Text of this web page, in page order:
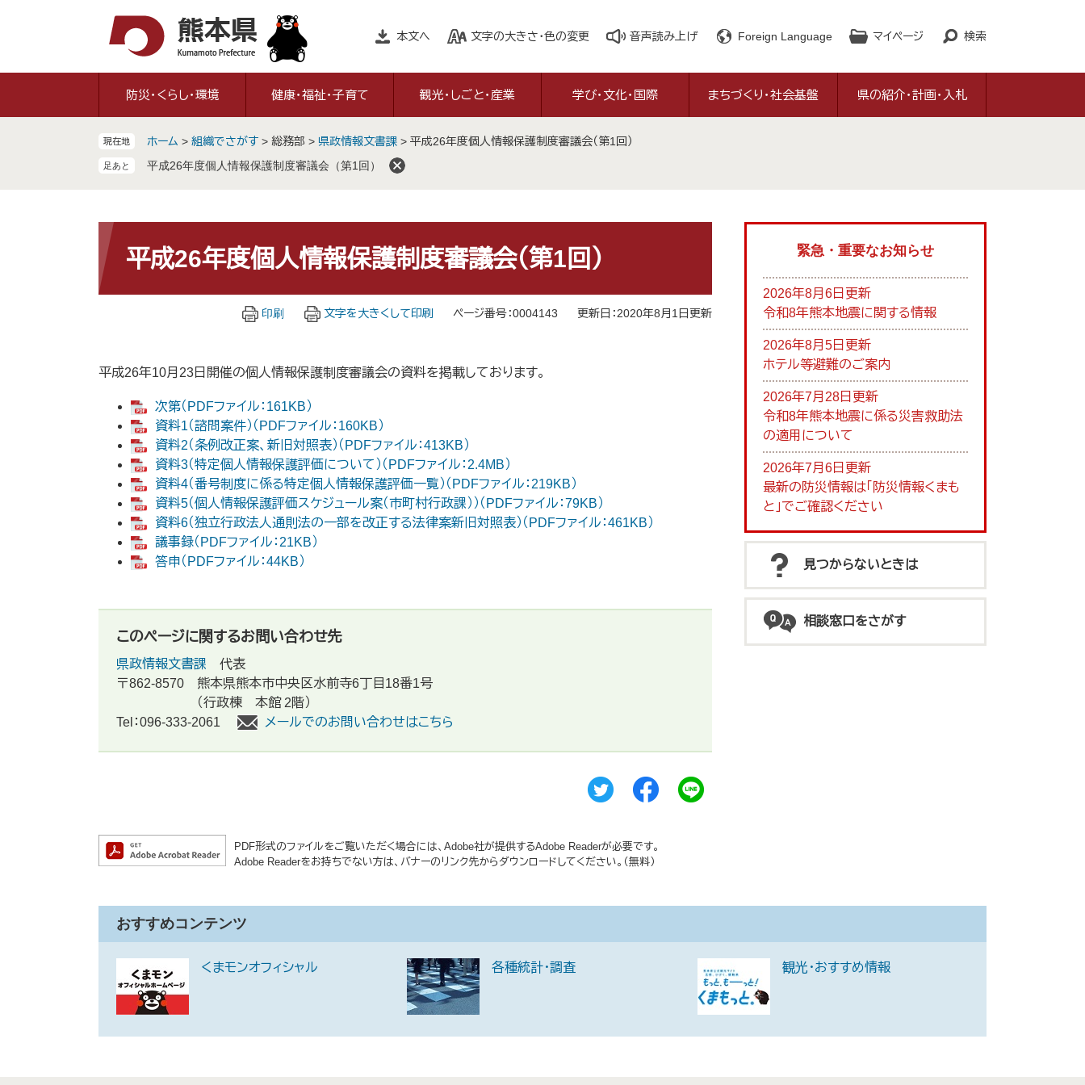
本文へ 文字の大きさ・色の変更 音声読み上げ Foreign Language マイページ 検索
防災・くらし・環境 健康・福祉・子育て 観光・しごと・産業 学び・文化・国際 まちづくり・社会基盤 県の紹介・計画・入札
現在地 ホーム > 組織でさがす > 総務部 > 県政情報文書課 > 平成26年度個人情報保護制度審議会（第1回）
平成26年度個人情報保護制度審議会（第1回）
文
平成26年度個人情報保護制度審議会（第1回）
印刷 文字を大きくして印刷 ページ番号：0004143 更新日：2020年8月1日更新
平成26年10月23日開催の個人情報保護制度審議会の資料を掲載しております。
次第（PDFファイル：161KB）
資料1（諮問案件）（PDFファイル：160KB）
資料2（条例改正案、新旧対照表）（PDFファイル：413KB）
資料3（特定個人情報保護評価について）（PDFファイル：2.4MB）
資料4（番号制度に係る特定個人情報保護評価一覧）（PDFファイル：219KB）
資料5（個人情報保護評価スケジュール案（市町村行政課））（PDFファイル：79KB）
資料6（独立行政法人通則法の一部を改正する法律案新旧対照表）（PDFファイル：461KB）
議事録（PDFファイル：21KB）
答申（PDFファイル：44KB）
このページに関するお問い合わせ先
県政情報文書課
代表
〒862-8570
熊本県熊本市中央区水前寺6丁目18番1号
（行政棟 本館 2階）
Tel：096-333-2061
メールでのお問い合わせはこちら
PDF形式のファイルをご覧いただく場合には、Adobe社が提供するAdobe Readerが必要です。
Adobe Readerをお持ちでない方は、バナーのリンク先からダウンロードしてください。（無料）
緊急・重要なお知らせ
2026年8月6日更新
令和8年熊本地震に関する情報
2026年8月5日更新
ホテル等避難のご案内
2026年7月28日更新
令和8年熊本地震に係る災害救助法
の適用について
2026年7月6日更新
最新の防災情報は「防災情報くまも
と」でご確認ください
見つからないときは
相談窓口をさがす
おすすめコンテンツ
くまモンオフィシャル 各種統計・調査 観光・おすすめ情報